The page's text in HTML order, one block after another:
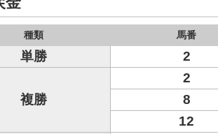
種類 馬番
単勝 2
複勝
2
8
12